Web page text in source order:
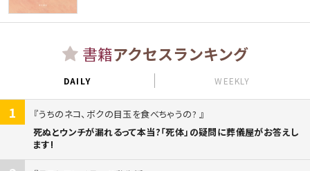
書籍アクセスランキング
DAILY WEEKLY
1
うちのネコ、ボクの目玉を食べちゃうの?
死ぬとウンチが漏れるって本当?「死体」の疑問に葬儀屋がお答えし
ます!